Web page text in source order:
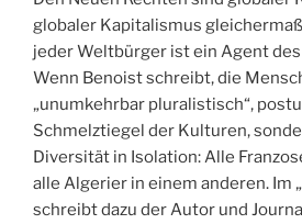
globaler Kapitalismus
jeder Weltbürger ist ein Agent
Wenn Benoist schreibt, die
„unumkehrbar pluralistisch“,
Schmelztiegel der Kulturen,
Diversität in Isolation: Alle
alle Algerier in einem anderen. Im
schreibt dazu der Autor und